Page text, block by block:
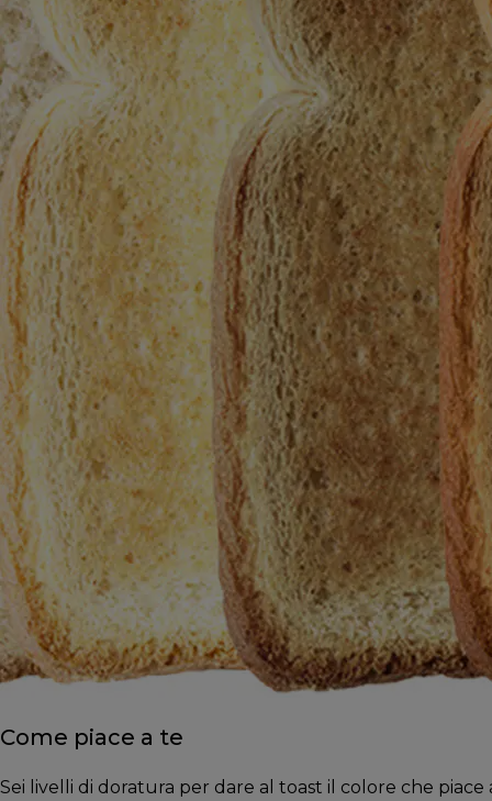
Come piace a te
Sei livelli di doratura per dare al toast il colore che piace